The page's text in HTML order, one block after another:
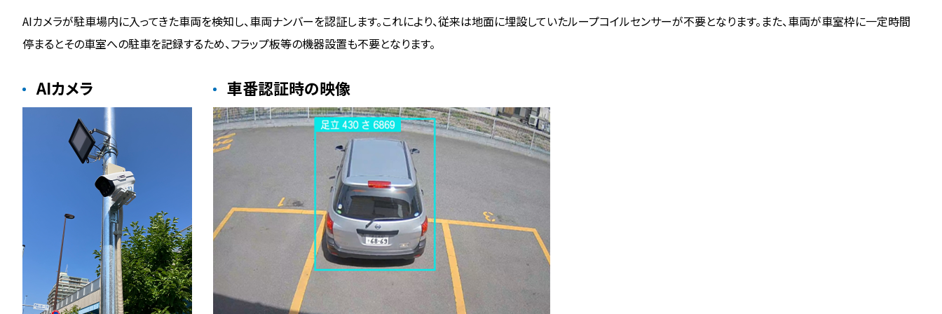
AIカメラが駐車場内に入ってきた車両を検知し、車両ナンバーを認証します。これにより、従来は地面に埋設していたループコイルセンサーが不要となります。また、車両が車室枠に一定時間
停まるとその車室への駐車を記録するため、フラップ板等の機器設置も不要となります。
AIカメラ 車番認証時の映像